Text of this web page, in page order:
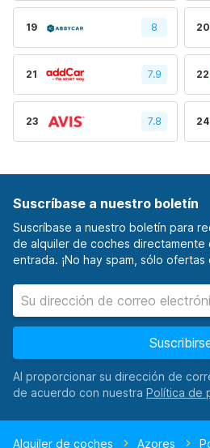
19 8 20
21 7.9 22
23 7.8 24
Suscríbase a nuestro boletín
Suscríbase a nuestro boletín para
de alquiler de coches directamente
entrada. ¡No hay spam, sólo ofertas
Al proporcionar su dirección de
de acuerdo con nuestra
Alquiler de coches Azores